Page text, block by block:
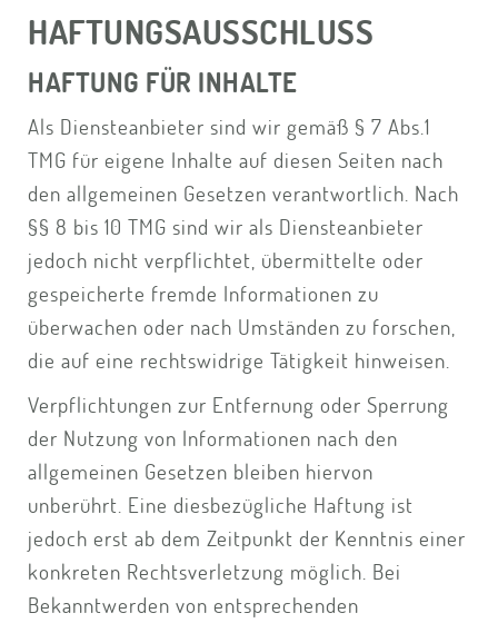
HAFTUNGSAUSSCHLUSS
HAFTUNG FÜR INHALTE
Als Diensteanbieter sind wir gemäß § 7 Abs.1
TMG für eigene Inhalte auf diesen Seiten nach
den allgemeinen Gesetzen verantwortlich. Nach
§§ 8 bis 10 TMG sind wir als Diensteanbieter
jedoch nicht verpflichtet, übermittelte oder
gespeicherte fremde Informationen zu
überwachen oder nach Umständen zu forschen,
die auf eine rechtswidrige Tätigkeit hinweisen.
Verpflichtungen zur Entfernung oder Sperrung
der Nutzung von Informationen nach den
allgemeinen Gesetzen bleiben hiervon
unberührt. Eine diesbezügliche Haftung ist
jedoch erst ab dem Zeitpunkt der Kenntnis einer
konkreten Rechtsverletzung möglich. Bei
Bekanntwerden von entsprechenden